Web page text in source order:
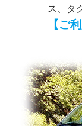
ス、タ
【ご